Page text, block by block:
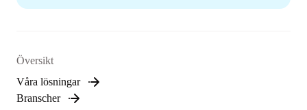
Översikt
Våra lösningar
Branscher